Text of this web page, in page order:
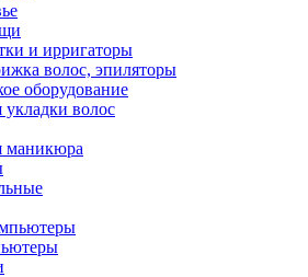
и ирригаторы
волос, эпиляторы
оборудование
укладки волос
маникюра